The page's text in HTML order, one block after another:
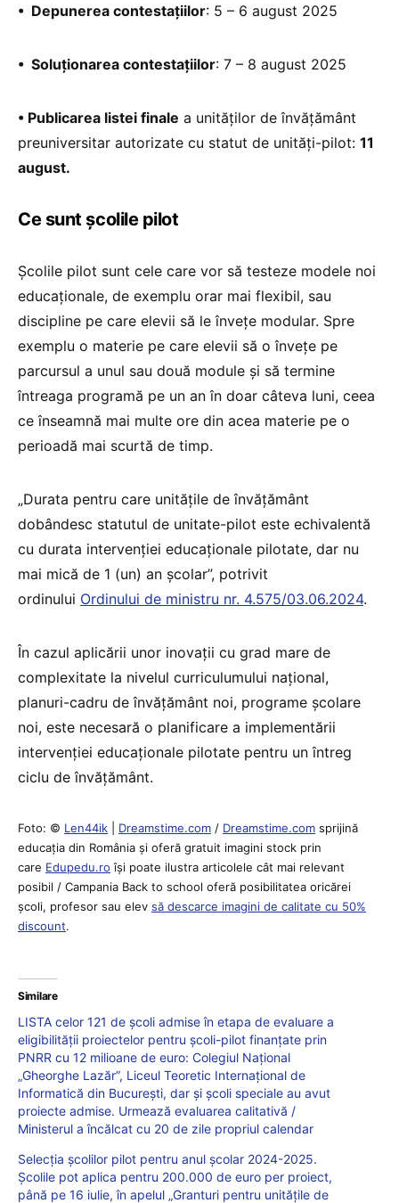
• Depunerea contestațiilor: 5 – 6 august 2025
• Soluționarea contestațiilor: 7 – 8 august 2025
• Publicarea listei finale a unităților de învățământ
preuniversitar autorizate cu statut de unități-pilot: 11
august.
Ce sunt școlile pilot
Școlile pilot sunt cele care vor să testeze modele noi
educaționale, de exemplu orar mai flexibil, sau
discipline pe care elevii să le învețe modular. Spre
exemplu o materie pe care elevii să o învețe pe
parcursul a unul sau două module și să termine
întreaga programă pe un an în doar câteva luni, ceea
ce înseamnă mai multe ore din acea materie pe o
perioadă mai scurtă de timp.
„Durata pentru care unitățile de învățământ
dobândesc statutul de unitate-pilot este echivalentă
cu durata intervenției educaționale pilotate, dar nu
mai mică de 1 (un) an școlar”, potrivit
ordinului Ordinului de ministru nr. 4.575/03.06.2024.
În cazul aplicării unor inovații cu grad mare de
complexitate la nivelul curriculumului național,
planuri-cadru de învățământ noi, programe școlare
noi, este necesară o planificare a implementării
intervenției educaționale pilotate pentru un întreg
ciclu de învățământ.
Foto: © Len44ik Dreamstime.com / Dreamstime.com sprijină
educaţia din România şi oferă gratuit imagini stock prin
care Edupedu.ro îşi poate ilustra articolele cât mai relevant
posibil / Campania Back to school oferă posibilitatea oricărei
școli, profesor sau elev să descarce imagini de calitate cu 50%
discount.
Similare
LISTA celor 121 de școli admise în etapa de evaluare a
eligibilității proiectelor pentru școli-pilot finanțate prin
PNRR cu 12 milioane de euro: Colegiul Național
„Gheorghe Lazăr”, Liceul Teoretic Internațional de
Informatică din București, dar și școli speciale au avut
proiecte admise. Urmează evaluarea calitativă /
Ministerul a încălcat cu 20 de zile propriul calendar
Selecția școlilor pilot pentru anul școlar 2024-2025.
Școlile pot aplica pentru 200.000 de euro per proiect,
până pe 16 iulie, în apelul „Granturi pentru unitățile de